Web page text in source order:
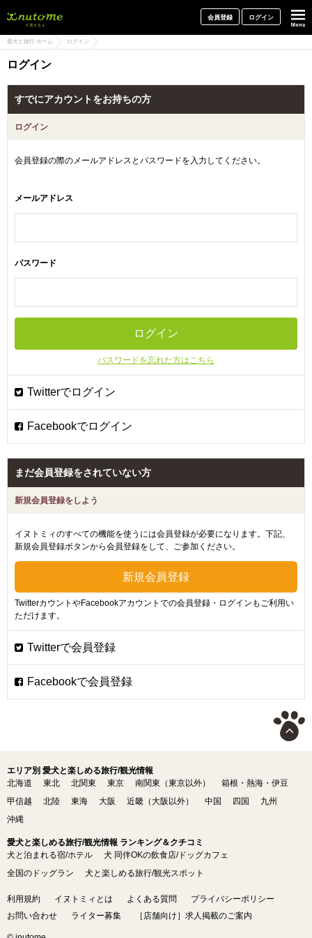
会員登録 ログイン
愛犬と旅行 ホーム ログイン
ログイン
すでにアカウントをお持ちの方
ログイン
会員登録の際のメールアドレスとパスワードを入力してください。
メールアドレス
パスワード
パスワードを忘れた方はこちら
まだ会員登録をされていない方
新規会員登録をしよう
イヌトミィのすべての機能を使うには会員登録が必要になります。下記、
新規会員登録ボタンから会員登録をして、ご参加ください。
TwitterカウントやFacebookアカウントでの会員登録・ログインもご利用い
ただけます。
エリア別 愛犬と楽しめる旅行/観光情報
北海道
東北 北関東 東京 南関東（東京以外）
箱根・熱海・伊豆
甲信越
北陸 東海 大阪 近畿（大阪以外） 中国 四国
九州
沖縄
愛犬と楽しめる旅行/観光情報 ランキング＆クチコミ
犬と泊まれる宿/ホテル
犬 同伴OKの飲食店/ドッグカフェ
全国のドッグラン
犬と楽しめる旅行/観光スポット
利用規約 イヌトミィとは よくある質問
プライバシーポリシー
お問い合わせ
ライター募集 ［店舗向け］求人掲載のご案内